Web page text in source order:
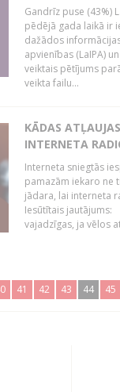
Gandrīz puse (43%)
pēdējā gada laikā ir
dažādos
apvienības (LaIPA)
veiktais pētījums
veikta failu...
KĀDAS
INTERNETA
Interneta sniegtās
pamazām iekaro ne
jādara, lai interneta
Iesūtītais jautājums:
vajadzīgas, ja vēlos
41 42 43 44 45